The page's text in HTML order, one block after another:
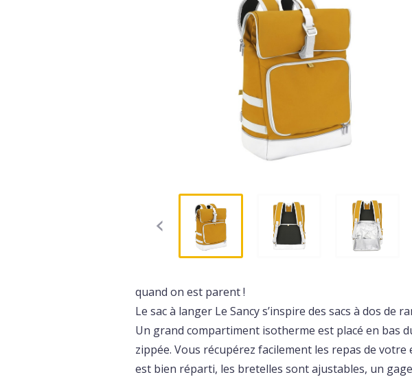
quand on est parent !
Le sac à langer Le Sancy s’inspire des sacs à dos
Un grand compartiment isotherme est placé en bas
zippée. Vous récupérez facilement les repas de
est bien réparti, les bretelles sont ajustables, un